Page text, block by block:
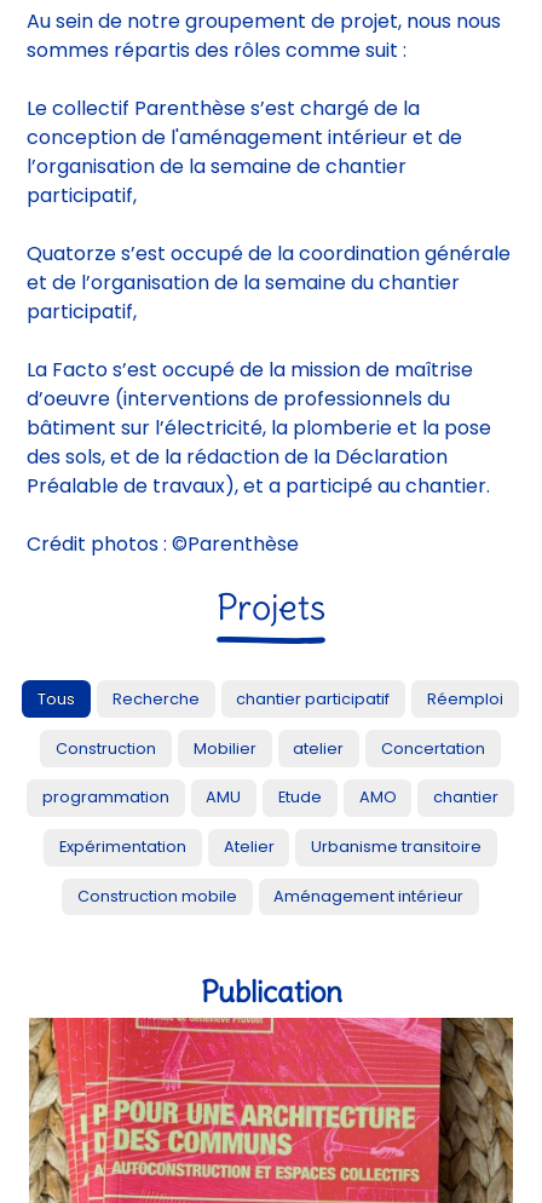
Au sein de notre groupement de projet, nous nous
sommes répartis des rôles comme suit :
Le collectif Parenthèse s’est chargé de la
conception de l'aménagement intérieur et de
l’organisation de la semaine de chantier
participatif,
Quatorze s’est occupé de la coordination générale
et de l’organisation de la semaine du chantier
participatif,
La Facto s’est occupé de la mission de maîtrise
d’oeuvre (interventions de professionnels du
bâtiment sur l’électricité, la plomberie et la pose
des sols, et de la rédaction de la Déclaration
Préalable de travaux), et a participé au chantier.
Crédit photos : ©Parenthèse
Projets
Tous Recherche chantier participatif Réemploi
Construction Mobilier atelier Concertation
programmation AMU Etude AMO chantier
Expérimentation Atelier Urbanisme transitoire
Construction mobile Aménagement intérieur
Publication